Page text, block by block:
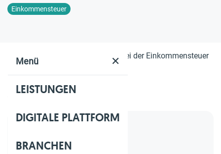
Menü ✕
LEISTUNGEN
DIGITALE PLATTFORM
BRANCHEN
Einkommensteuer
Home Progression bei der Einkommensteuer
1. Erklärung der Progression